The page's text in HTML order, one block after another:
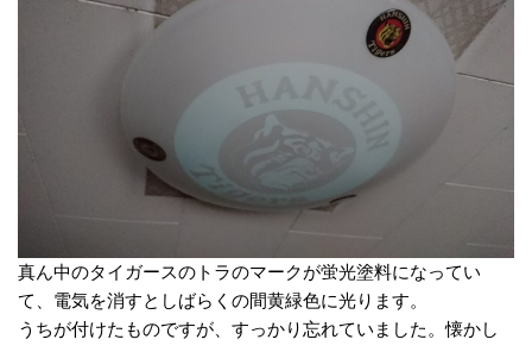
真ん中のタイガースのトラのマークが蛍光塗料になってい
て、電気を消すとしばらくの間黄緑色に光ります。
うちが付けたものですが、すっかり忘れていました。懐かし